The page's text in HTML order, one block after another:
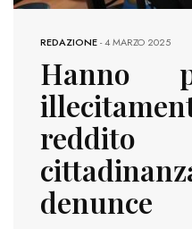
REDAZIONE-4 MARZO 2025
Hanno
denunce